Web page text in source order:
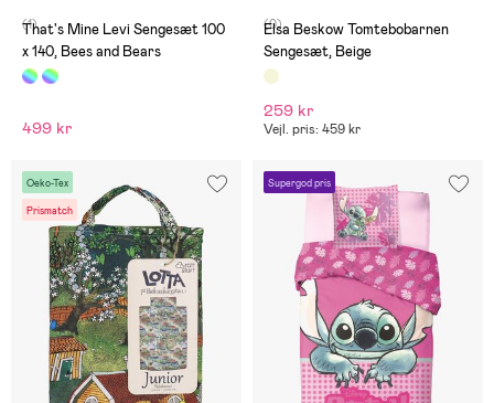
(1)
That's Mine Levi Sengesæt 100
x 140, Bees and Bears
499 kr
(0)
Elsa Beskow Tomtebobarnen
Sengesæt, Beige
259 kr
Vejl. pris: 459 kr
Oeko-Tex
Prismatch
Supergod pris